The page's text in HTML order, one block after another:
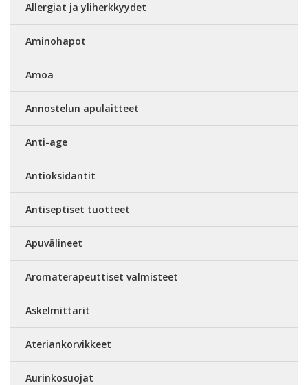
Allergiat ja yliherkkyydet
Aminohapot
Amoa
Annostelun apulaitteet
Anti-age
Antioksidantit
Antiseptiset tuotteet
Apuvälineet
Aromaterapeuttiset valmisteet
Askelmittarit
Ateriankorvikkeet
Aurinkosuojat